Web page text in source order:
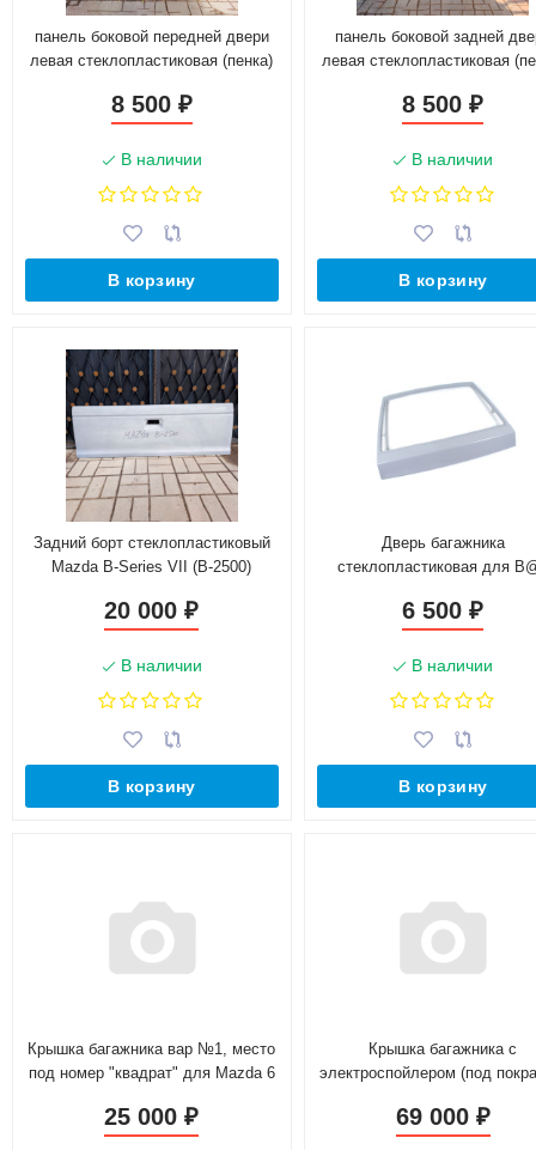
панель боковой передней двери
левая стеклопластиковая (пенка)
8 500 ₽
В наличии
В корзину
панель боковой задней
левая стеклопластиковая
8 500₽
В наличии
В корзину
Задний борт стеклопластиковый
Mazda B-Series VII (B-2500)
20 000₽
В наличии
В корзину
Дверь багажника
стеклопластиковая для
6 500₽
В наличии
В корзину
Крышка багажника вар №1, место
под номер "квадрат" для Mazda 6
25 000₽
Крышка багажника с
электроспойлером (под
69 000 ₽